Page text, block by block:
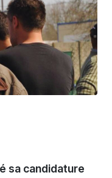
sa candidature